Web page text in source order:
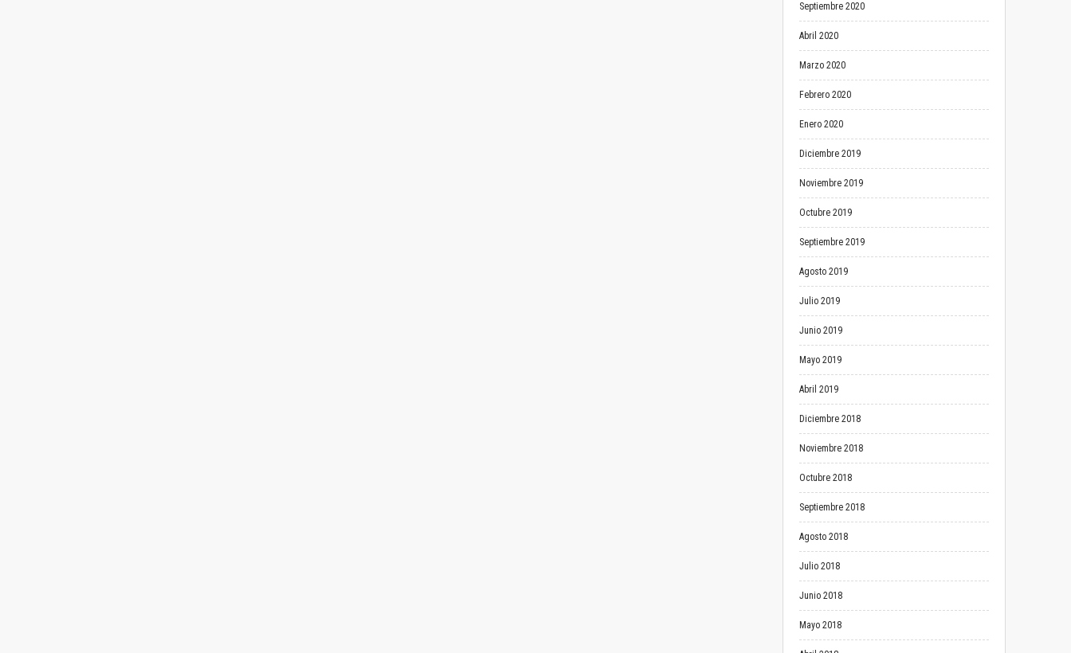
Septiembre 2020
Abril 2020
Marzo 2020
Febrero 2020
Enero 2020
Diciembre 2019
Noviembre 2019
Octubre 2019
Septiembre 2019
Agosto 2019
Julio 2019
Junio 2019
Mayo 2019
Abril 2019
Diciembre 2018
Noviembre 2018
Octubre 2018
Septiembre 2018
Agosto 2018
Julio 2018
Junio 2018
Mayo 2018